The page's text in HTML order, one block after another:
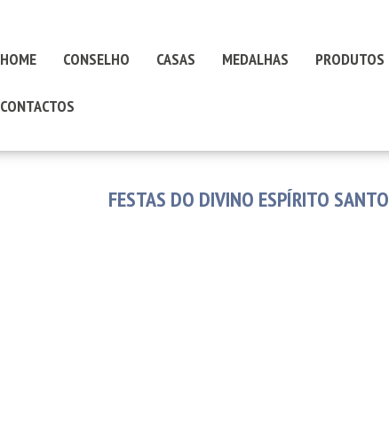
HOME CONSELHO CASAS MEDALHAS PRODUTOS
CONTACTOS
FESTAS DO DIVINO ESPÍRITO SANTO